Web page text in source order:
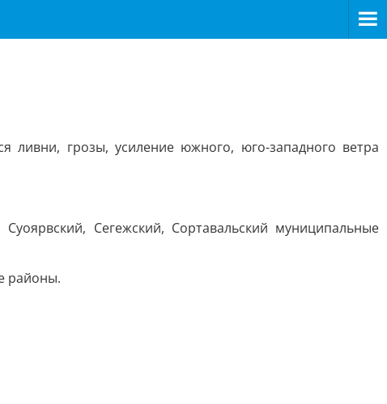
грозы, усиление южного, юго-западного ветра
Сегежский, Сортавальский муниципальные
районы.